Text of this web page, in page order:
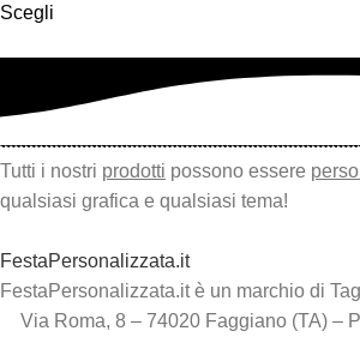
Scegli
Tutti i nostri prodotti possono essere
qualsiasi grafica e qualsiasi tema!
FestaPersonalizzata.it
FestaPersonalizzata.it è un marchio di
Via Roma, 8 – 74020 Faggiano (TA) –